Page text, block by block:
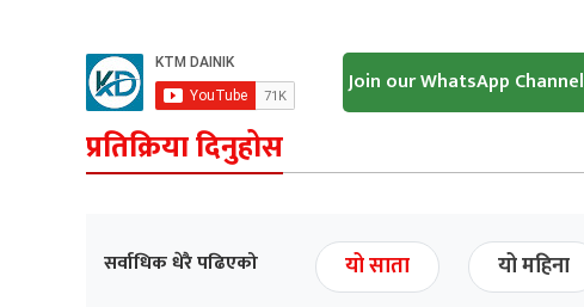
Join our WhatsApp Channel
प्रतिक्रिया दिनुहोस
सर्वाधिक धेरै पढिएको यो साता यो महिना